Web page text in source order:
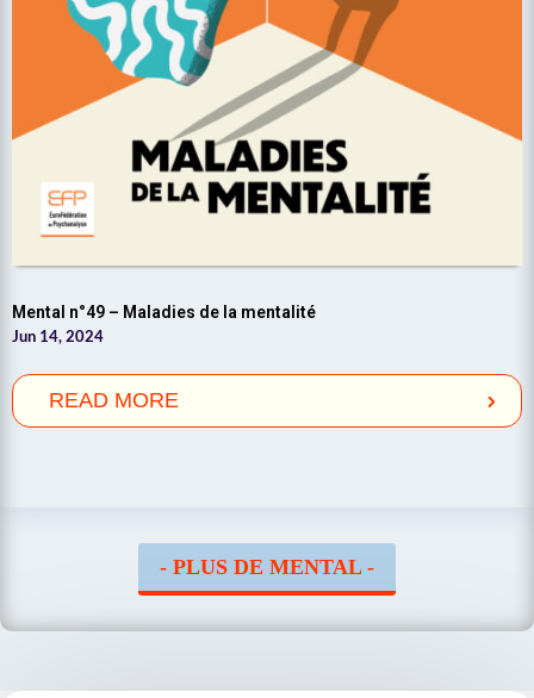
Mental n°49 – Maladies de la mentalité
Jun 14, 2024
READ MORE
- PLUS DE MENTAL -